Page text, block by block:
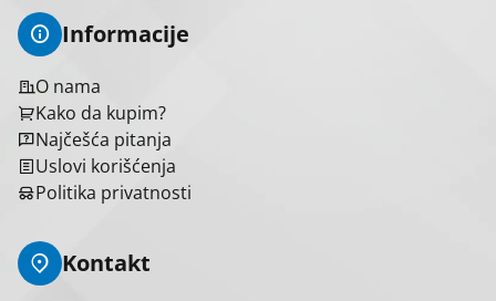
Izbriši sve
Informacije
O nama
Kako da kupim?
Najčešća pitanja
Uslovi korišćenja
Politika privatnosti
Kontakt